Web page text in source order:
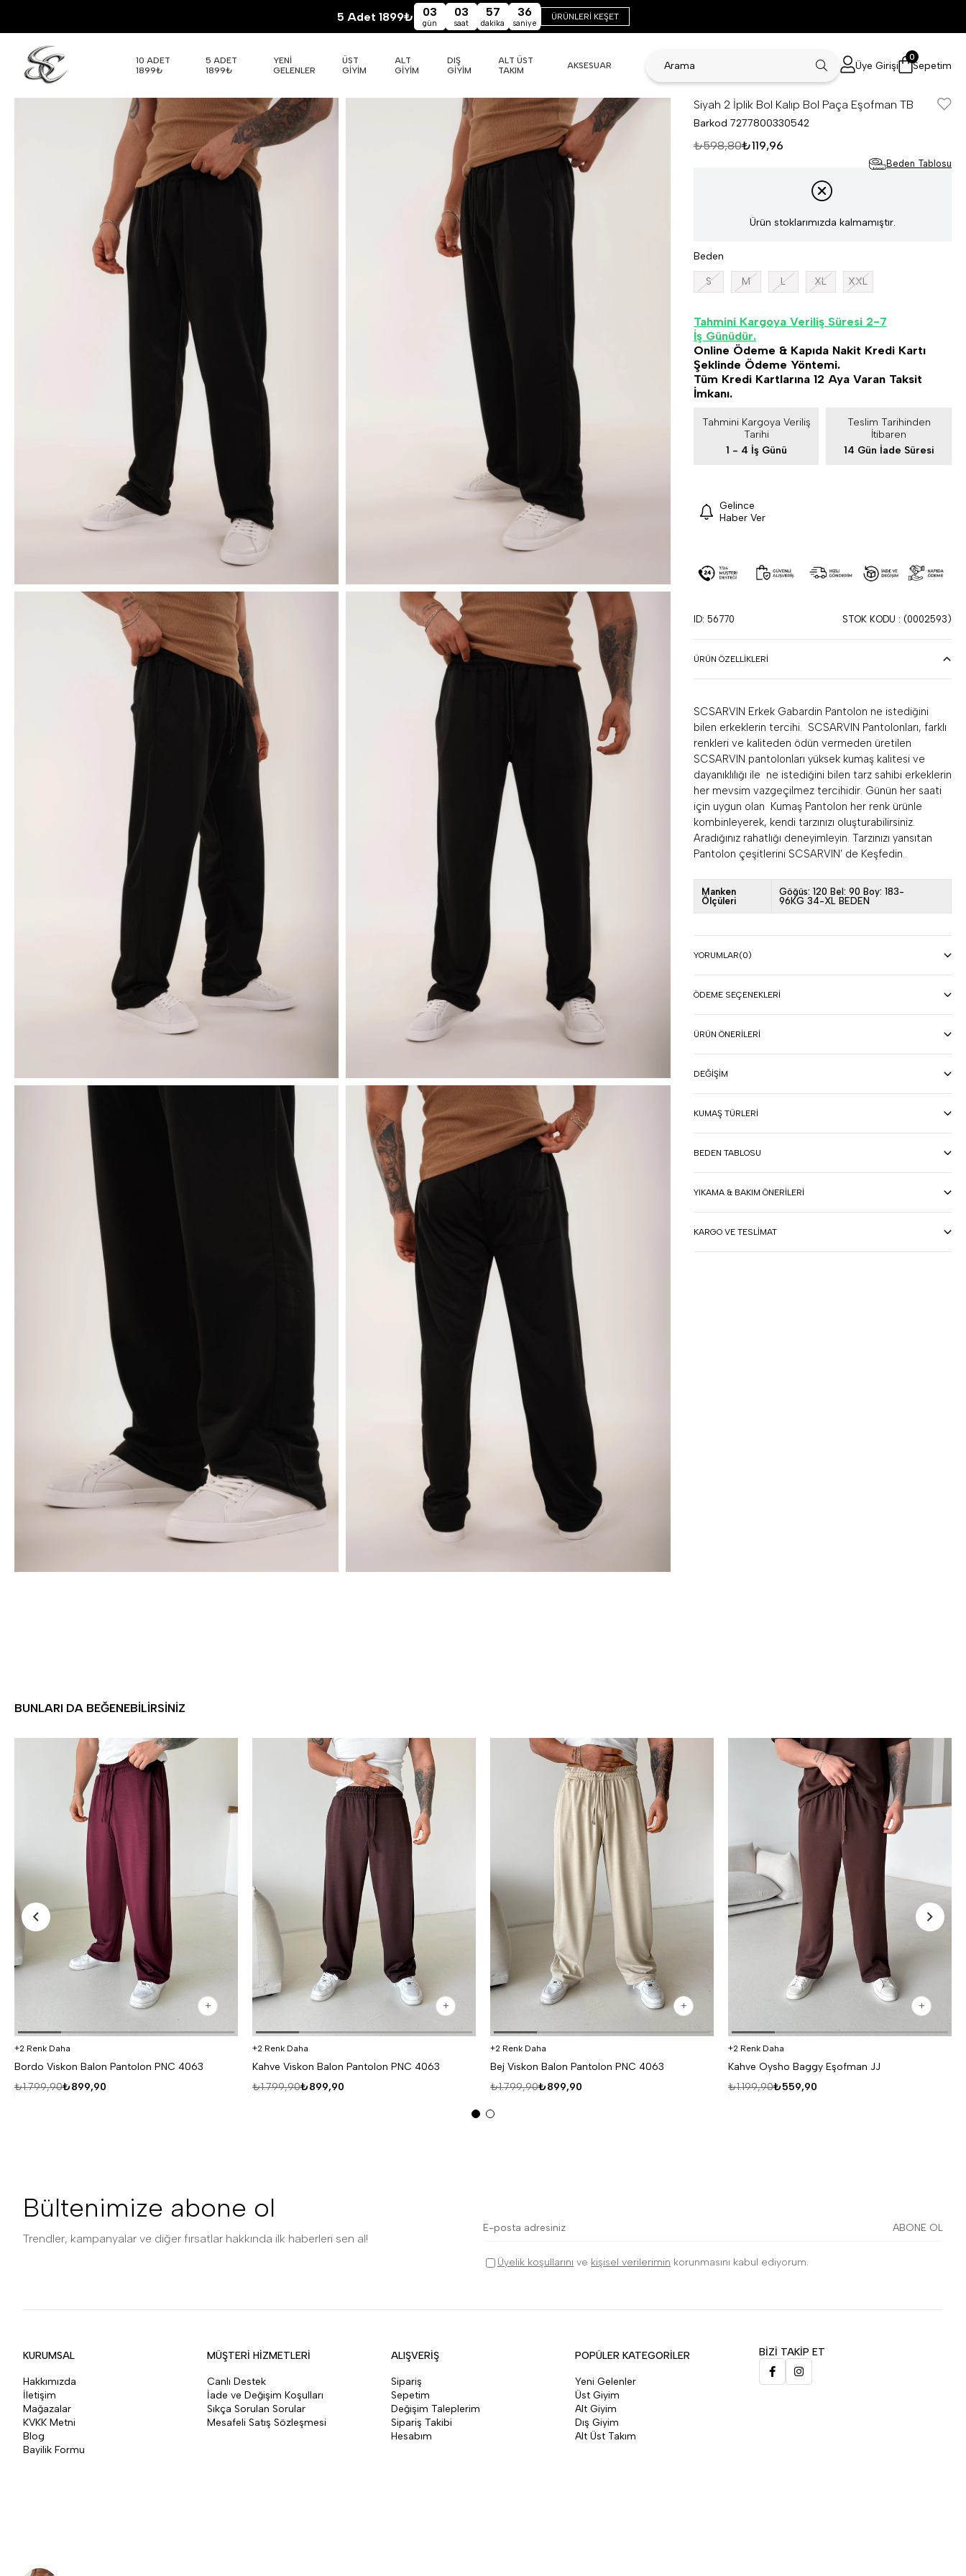
5 Adet 1899₺ 03
gün
03
saat
57
dakika
35
saniye
ÜRÜNLERİ KEŞET
10 ADET
1899₺
5 ADET
1899₺
YENİ
GELENLER
ÜST
GİYİM
ALT
GİYİM
DIŞ
GİYİM
ALT ÜST
TAKIM
AKSESUAR Üye Girişi Sepetim
0
Siyah 2 İplik Bol Kalıp Bol Paça Eşofman TB
Barkod 7277800330542
₺598,80₺119,96
Beden Tablosu
Ürün stoklarımızda kalmamıştır.
Beden
S M L XL XXL
Tahmini Kargoya Veriliş Süresi 2-7
İş Günüdür.
Online Ödeme & Kapıda Nakit Kredi Kartı
Şeklinde Ödeme Yöntemi.
Tüm Kredi Kartlarına 12 Aya Varan Taksit
İmkanı.
Tahmini Kargoya Veriliş
Tarihi
1 - 4 İş Günü
Teslim Tarihinden
İtibaren
14 Gün İade Süresi
Gelince
Haber Ver
ID: 56770 STOK KODU (0002593)
ÜRÜN ÖZELLIKLERI
SCSARVIN Erkek Gabardin Pantolon ne istediğini
bilen erkeklerin tercihi. SCSARVIN Pantolonları, farklı
renkleri ve kaliteden ödün vermeden üretilen
SCSARVIN pantolonları yüksek kumaş kalitesi ve
dayanıklılığı ile ne istediğini bilen tarz sahibi erkeklerin
her mevsim vazgeçilmez tercihidir. Günün her saati
için uygun olan Kumaş Pantolon her renk ürünle
kombinleyerek, kendi tarzınızı oluşturabilirsiniz.
Aradığınız rahatlığı deneyimleyin. Tarzınızı yansıtan
Pantolon çeşitlerini SCSARVIN’ de Keşfedin..
Manken
Ölçüleri
Göğüs: 120 Bel: 90 Boy: 183-
96KG 34-XL BEDEN
YORUMLAR(0)
ÖDEME SEÇENEKLERI
ÜRÜN ÖNERILERI
DEĞIŞIM
KUMAŞ TÜRLERI
BEDEN TABLOSU
YIKAMA & BAKIM ÖNERILERI
KARGO VE TESLIMAT
BUNLARI DA BEĞENEBILIRSINIZ
2 Renk Daha
Bordo Viskon Balon Pantolon PNC 4063
₺899,90
₺1.799,90
2 Renk Daha
Kahve Viskon Balon Pantolon PNC 4063
₺899,90
₺1.799,90
2 Renk Daha
Bej Viskon Balon Pantolon PNC 4063
₺899,90
₺1.799,90
2 Renk Daha
Kahve Oysho Baggy Eşofman JJ
₺559,90
₺1.199,90
Bültenimize abone ol
Trendler, kampanyalar ve diğer fırsatlar hakkında ilk haberleri sen al!
ABONE OL
Üyelik koşullarını ve kişisel verilerimin korunmasını kabul ediyorum.
KURUMSAL
Hakkımızda
İletişim
Mağazalar
KVKK Metni
Blog
Bayilik Formu
MÜŞTERİ HİZMETLERİ
Canlı Destek
İade ve Değişim Koşulları
Sıkça Sorulan Sorular
Mesafeli Satış Sözleşmesi
ALIŞVERİŞ
Sipariş
Sepetim
Değişim Taleplerim
Sipariş Takibi
Hesabım
POPÜLER KATEGORİLER
Yeni Gelenler
Üst Giyim
Alt Giyim
Dış Giyim
Alt Üst Takım
BİZİ TAKİP ET